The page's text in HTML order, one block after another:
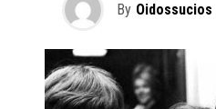
By Oidossucios